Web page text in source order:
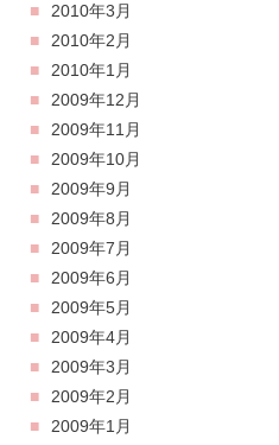
2010年3月
2010年2月
2010年1月
2009年12月
2009年11月
2009年10月
2009年9月
2009年8月
2009年7月
2009年6月
2009年5月
2009年4月
2009年3月
2009年2月
2009年1月